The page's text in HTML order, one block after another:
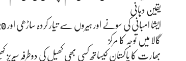
یقین دہانی
گالا میں توجہ کا مرکز
بھارت کا پاکستان کیساتھ کسی بھی کھیل کی دوطرفہ سیریز